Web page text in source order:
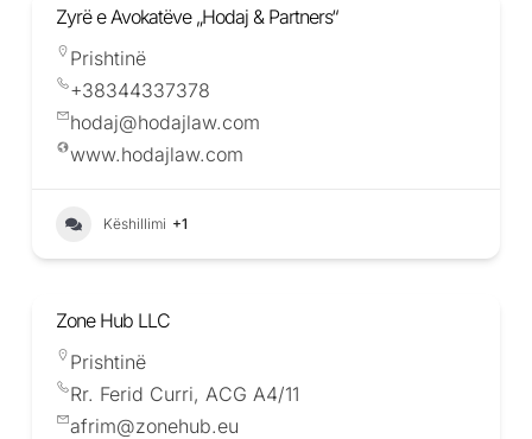
Zyrë e Avokatëve „Hodaj & Partners“
Prishtinë
+38344337378
hodaj@hodajlaw.com
www.hodajlaw.com
Këshillimi +1
Zone Hub LLC
Prishtinë
Rr. Ferid Curri, ACG A4/11
afrim@zonehub.eu